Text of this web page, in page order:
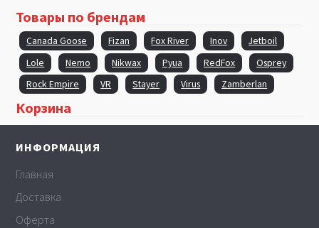
Товары по брендам
Canada Goose Fizan Fox River Inov
Jetboil
Lole
Nemo Nikwax Pyua RedFox
Osprey
Rock Empire
VR Stayer Virus Zamberlan
Корзина
ИНФОРМАЦИЯ
Главная
Доставка
Оферта